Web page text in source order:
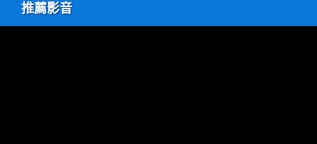
推薦影音